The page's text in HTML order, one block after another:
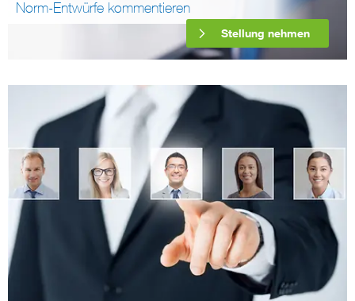
Norm-Entwürfe kommentieren
Stellung nehmen